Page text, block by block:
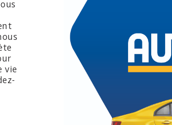
vie